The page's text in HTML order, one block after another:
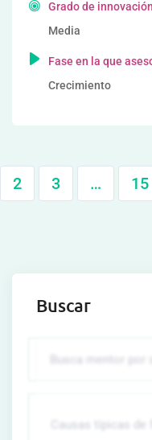
Grado de
Media
Fase en la que
Crecimiento
2 3 … 15
Buscar